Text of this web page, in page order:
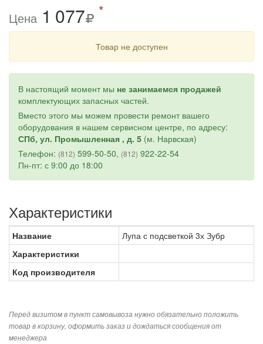
Цена 1 077 *
Товар не доступен
В настоящий момент мы не занимаемся продажей
комплектующих запасных частей.
Вместо этого мы можем провести ремонт вашего
оборудования в нашем сервисном центре, по адресу:
СПб, ул. Промышленная , д. 5 (м. Нарвская)
Телефон: (812) 599-50-50, (812) 922-22-54
Пн-пт: с 9:00 до 18:00
Характеристики
Название
Лупа с подсветкой 3х Зубр
Характеристики
Код производителя
Перед визитом в пункт самовывоза нужно обязательно положить
товар в корзину, оформить заказ и дождаться сообщения от
менеджера